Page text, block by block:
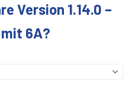
Version 1.14.0 –
6A?